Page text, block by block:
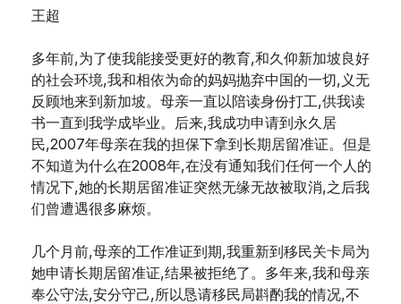
王超
多年前,为了使我能接受更好的教育,和久仰新加坡良好
的社会环境,我和相依为命的妈妈抛弃中国的一切,义无
反顾地来到新加坡。母亲一直以陪读身份打工,供我读
书一直到我学成毕业。后来,我成功申请到永久居
民,2007年母亲在我的担保下拿到长期居留准证。但是
不知道为什么在2008年,在没有通知我们任何一个人的
情况下,她的长期居留准证突然无缘无故被取消,之后我
们曾遭遇很多麻烦。
几个月前,母亲的工作准证到期,我重新到移民关卡局为
她申请长期居留准证,结果被拒绝了。多年来,我和母亲
奉公守法,安分守己,所以恳请移民局斟酌我的情况,不